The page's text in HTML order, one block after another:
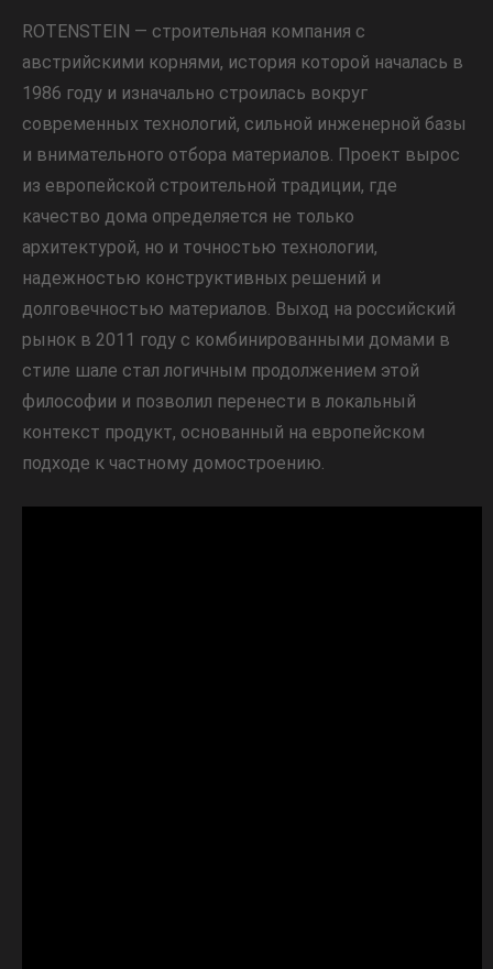
ROTENSTEIN — строительная компания с
австрийскими корнями, история которой началась в
1986 году и изначально строилась вокруг
современных технологий, сильной инженерной базы
и внимательного отбора материалов. Проект вырос
из европейской строительной традиции, где
качество дома определяется не только
архитектурой, но и точностью технологии,
надежностью конструктивных решений и
долговечностью материалов. Выход на российский
рынок в 2011 году с комбинированными домами в
стиле шале стал логичным продолжением этой
философии и позволил перенести в локальный
контекст продукт, основанный на европейском
подходе к частному домостроению.